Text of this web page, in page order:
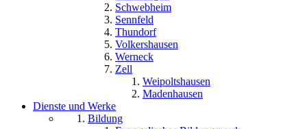
Schwebheim
Sennfeld
Thundorf
Volkershausen
Werneck
Zell
Weipoltshausen
Madenhausen
Dienste und Werke
Bildung